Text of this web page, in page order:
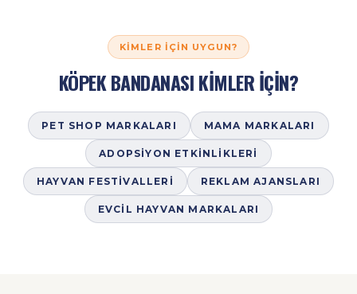
KIMLER İÇIN UYGUN?
KÖPEK BANDANASI KİMLER İÇİN?
PET SHOP MARKALARI MAMA MARKALARI
ADOPSIYON ETKINLIKLERI
HAYVAN FESTIVALLERI REKLAM AJANSLARI
EVCIL HAYVAN MARKALARI